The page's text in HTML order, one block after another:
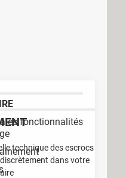
fonctionnalités
technique des escrocs
dans votre